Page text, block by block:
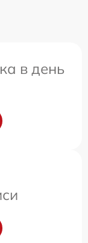
в день